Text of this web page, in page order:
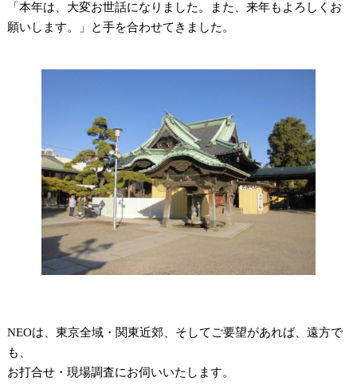
「本年は、大変お世話になりました。また、来年もよろしくお
願いします。」と手を合わせてきました。
NEOは、東京全域・関東近郊、そしてご要望があれば、遠方で
も、
お打合せ・現場調査にお伺いいたします。